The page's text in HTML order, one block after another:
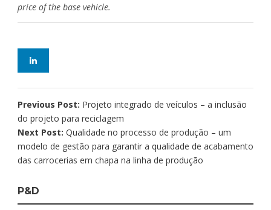
price of the base vehicle.
Previous Post: Projeto integrado de veículos – a inclusão
do projeto para reciclagem
Next Post: Qualidade no processo de produção – um
modelo de gestão para garantir a qualidade de acabamento
das carrocerias em chapa na linha de produção
P&D